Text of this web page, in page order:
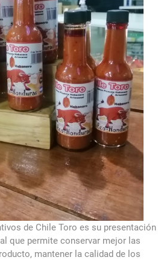
de Chile Toro es su presentación
que permite conservar mejor las
mantener la calidad de los